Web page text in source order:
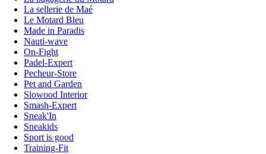
La sellerie de Maé
Le Motard Bleu
Made in Paradis
Nauti-wave
On-Fight
Padel-Expert
Pecheur-Store
Pet and Garden
Slowood Interior
Smash-Expert
Sneak'In
Sneakids
Sport is good
Training-Fit